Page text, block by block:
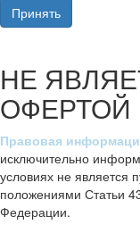
Принять
НЕ
ОФЕРТОЙ
Правовая
исключительно
условиях не является
положениями Статьи
Федерации.